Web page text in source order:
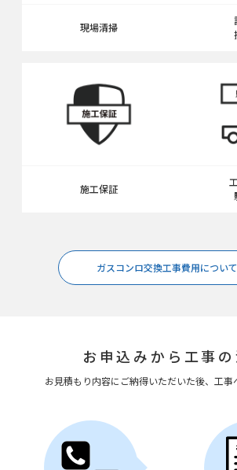
現場清掃
施工保証
ガスコンロ交換工事費用について
お申込みから工事
お見積もり内容にご納得いただいた後、工事